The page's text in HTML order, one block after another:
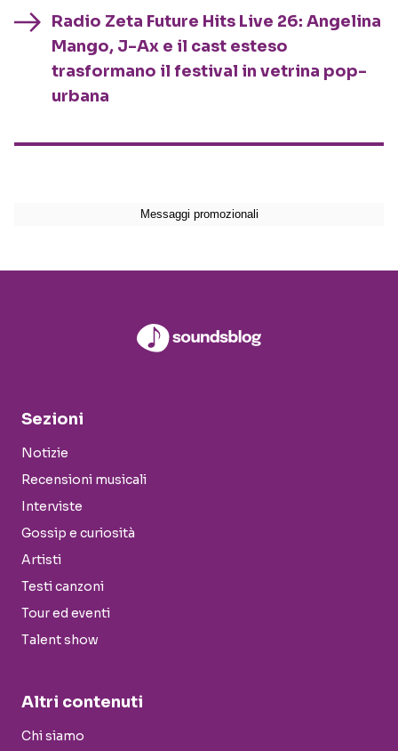
Radio Zeta Future Hits Live 26: Angelina
Mango, J-Ax e il cast esteso
trasformano il festival in vetrina pop-
urbana
Sezioni
Notizie
Recensioni musicali
Interviste
Gossip e curiosità
Artisti
Testi canzoni
Tour ed eventi
Talent show
Altri contenuti
Chi siamo